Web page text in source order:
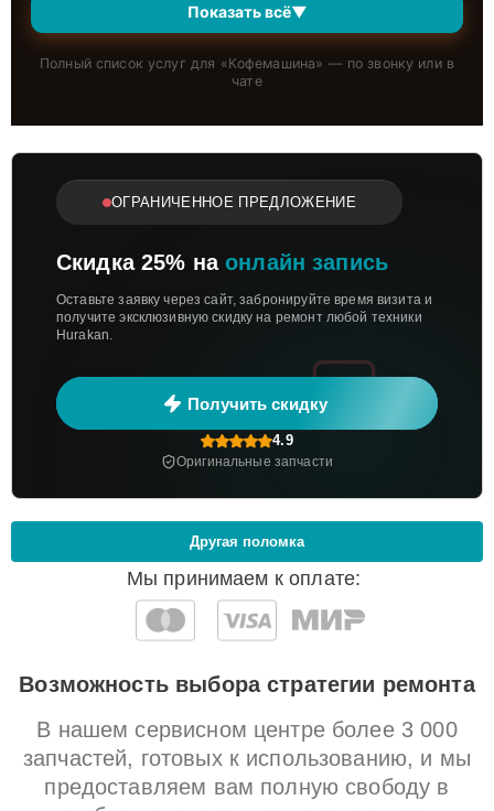
Показать всё▼
Полный список услуг для «Кофемашина» — по звонку или в
чате
ОГРАНИЧЕННОЕ ПРЕДЛОЖЕНИЕ
Скидка 25% наонлайн запись
Оставьте заявку через сайт, забронируйте время визита и
получите эксклюзивную скидку на ремонт любой техники
Hurakan.
Получить скидку
4.9
Оригинальные запчасти
Мы принимаем к оплате:
Другая поломка
Возможность выбора стратегии ремонта
В нашем сервисном центре более 3 000
запчастей, готовых к использованию, и мы
предоставляем вам полную свободу в